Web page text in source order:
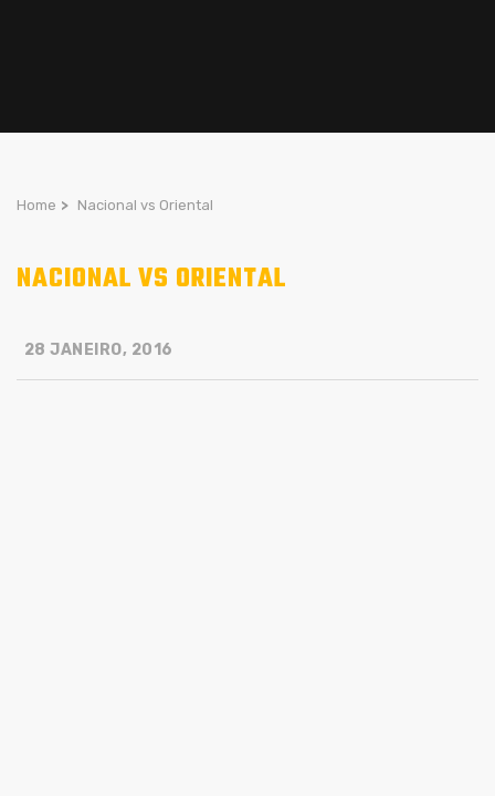
Home > Nacional vs Oriental
NACIONAL VS ORIENTAL
28 JANEIRO, 2016